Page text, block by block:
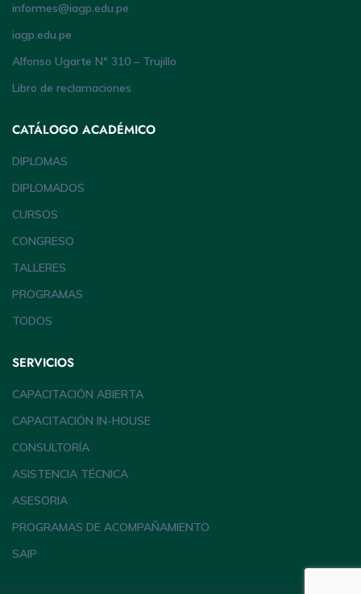
informes@iagp.edu.pe
iagp.edu.pe
Alfonso Ugarte Nº 310 – Trujillo
Libro de reclamaciones
CATÁLOGO ACADÉMICO
DIPLOMAS
DIPLOMADOS
CURSOS
CONGRESO
TALLERES
PROGRAMAS
TODOS
SERVICIOS
CAPACITACIÓN ABIERTA
CAPACITACIÓN IN-HOUSE
CONSULTORÍA
ASISTENCIA TÉCNICA
ASESORIA
PROGRAMAS DE ACOMPAÑAMIENTO
SAIP